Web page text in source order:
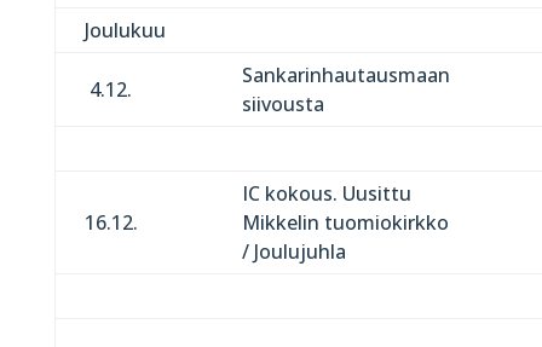
Joulukuu
4.12.
Sankarinhautausmaan
siivousta
16.12.
IC kokous. Uusittu
Mikkelin tuomiokirkko
/ Joulujuhla